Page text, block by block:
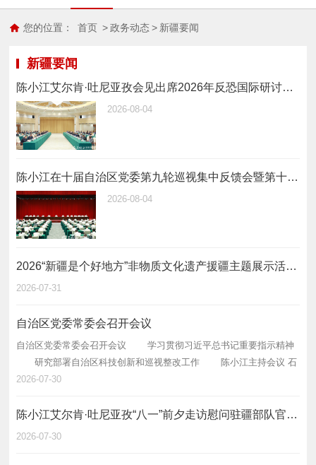
您的位置： 首页 > 政务动态 > 新疆要闻
新疆要闻
陈小江艾尔肯·吐尼亚孜会见出席2026年反恐国际研讨会中外嘉宾
2026-08-04
陈小江在十届自治区党委第九轮巡视集中反馈会暨第十轮巡视动员部署会上强调 不断提高巡视的震慑力穿透力推动力 为建设社会主义现代化新疆提供坚强政治保障
2026-08-04
2026“新疆是个好地方”非物质文化遗产援疆主题展示活动启动
2026-07-31
自治区党委常委会召开会议
自治区党委常委会召开会议 学习贯彻习近平总书记重要指示精神
研究部署自治区科技创新和巡视整改工作 陈小江主持会议 石
榴云/新疆日报讯（记者 王兴瑞 刘毅报道）自治区党委常委会7月30日
2026-07-30
陈小江艾尔肯·吐尼亚孜“八一”前夕走访慰问驻疆部队官兵和优抚对象
2026-07-30